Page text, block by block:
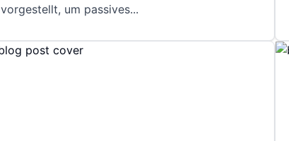
vorgestellt, um passives...